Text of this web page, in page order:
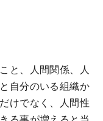
と、人間関係、人
自分のいる組織か
けでなく、人間性